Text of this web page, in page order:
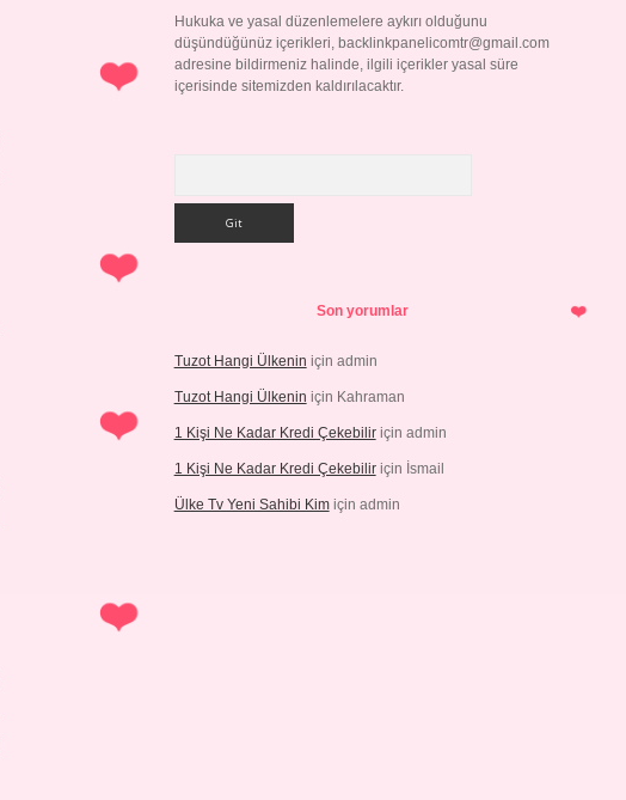
Hukuka ve yasal düzenlemelere aykırı olduğunu
düşündüğünüz içerikleri, backlinkpanelicomtr@gmail.com
adresine bildirmeniz halinde, ilgili içerikler yasal süre
içerisinde sitemizden kaldırılacaktır.
Son yorumlar
Tuzot Hangi Ülkenin için admin
Tuzot Hangi Ülkenin için Kahraman
1 Kişi Ne Kadar Kredi Çekebiliriçin admin
1 Kişi Ne Kadar Kredi Çekebiliriçin İsmail
Ülke Tv Yeni Sahibi Kimiçin admin